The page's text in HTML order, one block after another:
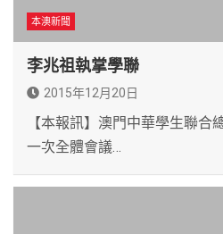
本澳新聞
李兆祖執掌學聯
2015年12月20日
【本報訊】澳門中華學生聯合
一次全體會議…